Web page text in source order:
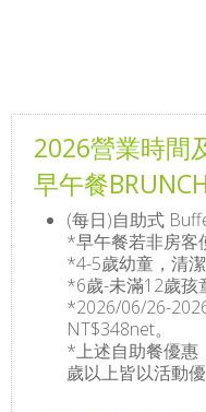
2026營業時間
早午餐
(每日)自助式
*早午餐若非房客
*4-5歲幼童，清
*6歲-未滿12歲孩
*2026/06/26-
NT$348net。
*上述自助餐優惠
歲以上皆以活動優